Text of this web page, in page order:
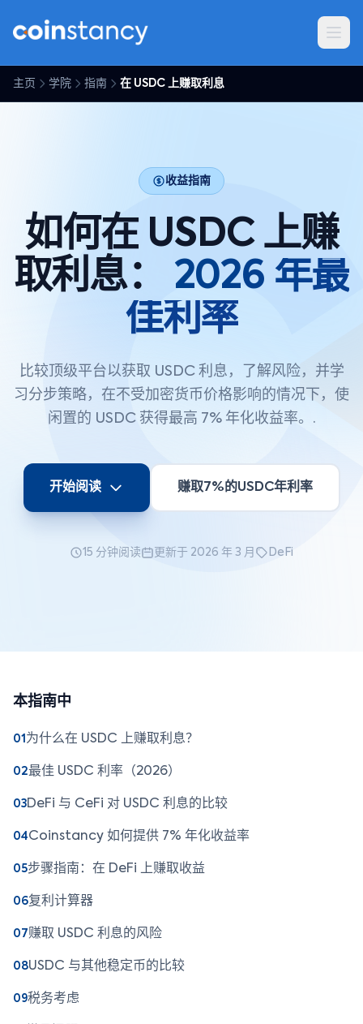
主页 学院 指南 在 USDC 上赚取利息
收益指南
如何在 USDC 上赚
取利息： 2026 年最
佳利率
比较顶级平台以获取 USDC 利息，了解风险，并学
习分步策略，在不受加密货币价格影响的情况下，使
闲置的 USDC 获得最高 7% 年化收益率。.
开始阅读 赚取7%的USDC年利率
15 分钟阅读 更新于 2026 年 3 月 DeFi
本指南中
01 为什么在 USDC 上赚取利息？
02最佳 USDC 利率（2026）
03DeFi 与 CeFi 对 USDC 利息的比较
04Coinstancy 如何提供 7% 年化收益率
05步骤指南：在 DeFi 上赚取收益
06复利计算器
07赚取 USDC 利息的风险
08USDC 与其他稳定币的比较
09税务考虑